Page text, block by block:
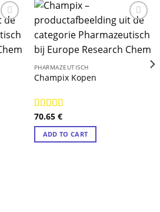
PHARMAZEUTISCH
Champix Kopen
Rated4.89
out of 5
70.65 €
ADD TO CART